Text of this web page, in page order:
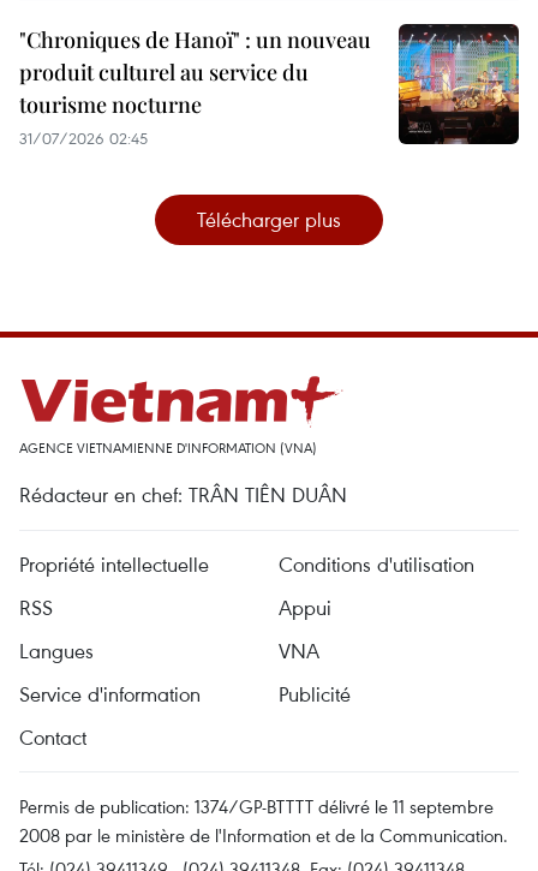
"Chroniques de Hanoï" : un nouveau
produit culturel au service du
tourisme nocturne
31/07/2026 02:45
Télécharger plus
AGENCE VIETNAMIENNE D'INFORMATION (VNA)
Rédacteur en chef: TRÂN TIÊN DUÂN
Propriété intellectuelle
Conditions d'utilisation
RSS
Appui
Langues
VNA
Service d'information
Publicité
Contact
Permis de publication: 1374/GP-BTTTT délivré le 11 septembre
2008 par le ministère de l'Information et de la Communication.